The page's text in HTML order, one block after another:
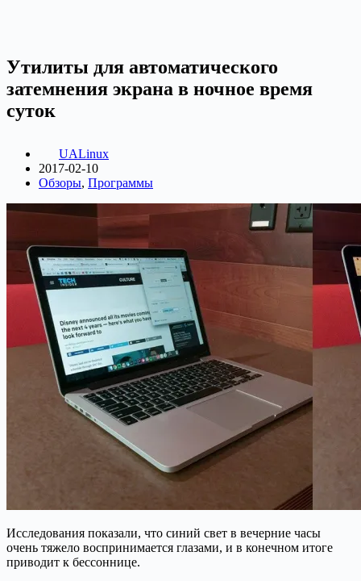
Утилиты для автоматического
затемнения экрана в ночное время
суток
UALinux
2017-02-10
Обзоры, Программы
Исследования показали, что синий свет в вечерние часы
очень тяжело воспринимается глазами, и в конечном итоге
приводит к бессоннице.